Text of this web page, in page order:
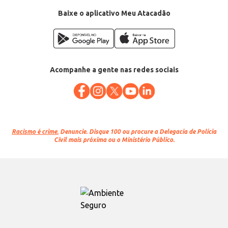
Baixe o aplicativo Meu Atacadão
Acompanhe a gente nas redes sociais
Racismo é crime. Denuncie. Disque 100 ou procure a Delegacia de Polícia
Civil mais próxima ou o Ministério Público.